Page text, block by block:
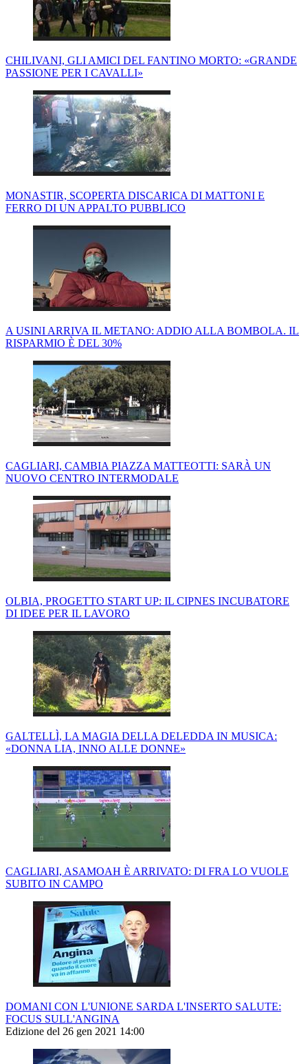
CHILIVANI, GLI AMICI DEL FANTINO MORTO: «GRANDE
PASSIONE PER I CAVALLI»
MONASTIR, SCOPERTA DISCARICA DI MATTONI E
FERRO DI UN APPALTO PUBBLICO
A USINI ARRIVA IL METANO: ADDIO ALLA BOMBOLA. IL
RISPARMIO È DEL 30%
CAGLIARI, CAMBIA PIAZZA MATTEOTTI: SARÀ UN
NUOVO CENTRO INTERMODALE
OLBIA, PROGETTO START UP: IL CIPNES INCUBATORE
DI IDEE PER IL LAVORO
GALTELLÌ, LA MAGIA DELLA DELEDDA IN MUSICA:
«DONNA LIA, INNO ALLE DONNE»
CAGLIARI, ASAMOAH È ARRIVATO: DI FRA LO VUOLE
SUBITO IN CAMPO
DOMANI CON L'UNIONE SARDA L'INSERTO SALUTE:
FOCUS SULL'ANGINA
Edizione del 26 gen 2021 14:00